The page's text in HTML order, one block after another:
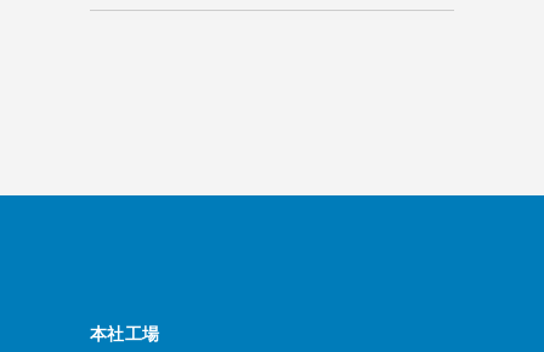
本社工場